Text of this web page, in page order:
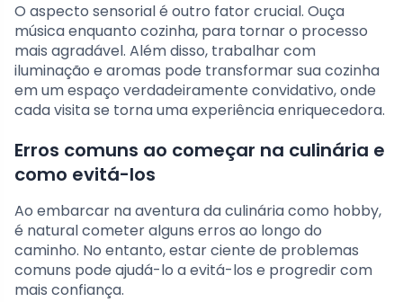
O aspecto sensorial é outro fator crucial. Ouça
música enquanto cozinha, para tornar o processo
mais agradável. Além disso, trabalhar com
iluminação e aromas pode transformar sua cozinha
em um espaço verdadeiramente convidativo, onde
cada visita se torna uma experiência enriquecedora.
Erros comuns ao começar na culinária e
como evitá-los
Ao embarcar na aventura da culinária como hobby,
é natural cometer alguns erros ao longo do
caminho. No entanto, estar ciente de problemas
comuns pode ajudá-lo a evitá-los e progredir com
mais confiança.